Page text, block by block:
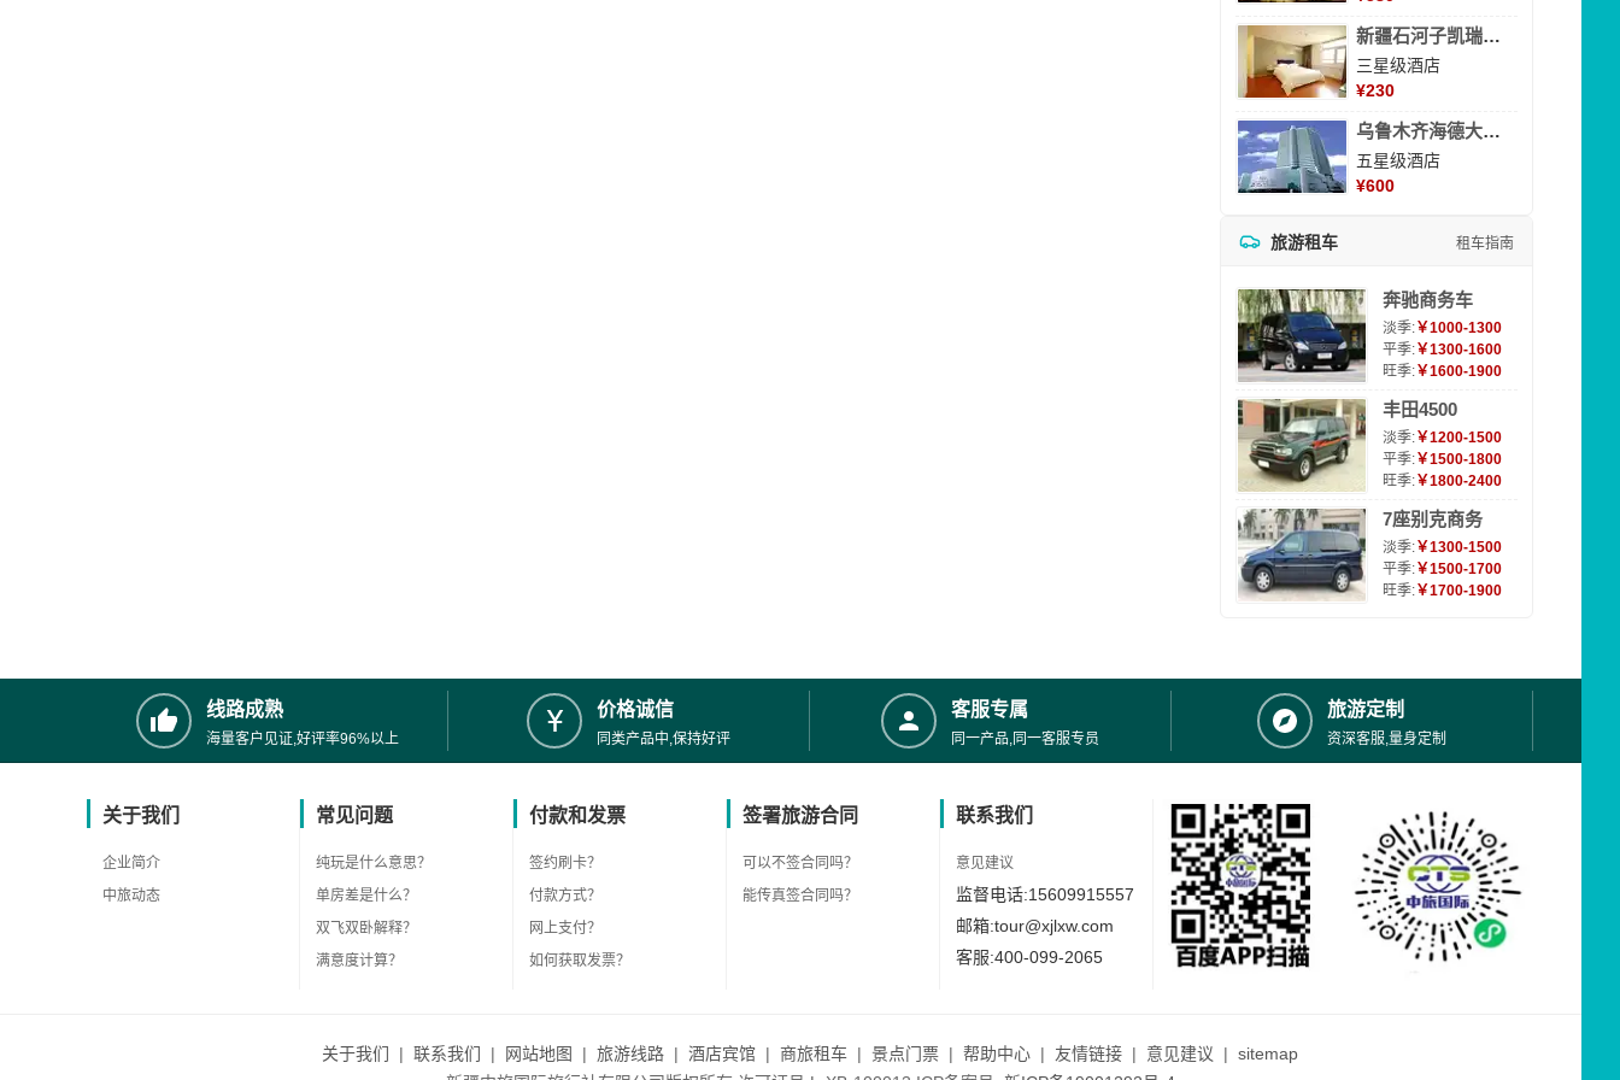
新疆石河子凯瑞酒店
三星级酒店
¥230
乌鲁木齐海德大酒店
五星级酒店
¥600
旅游租车 租车指南
奔驰商务车
淡季:￥1000-1300
平季:￥1300-1600
旺季:￥1600-1900
丰田4500
淡季:￥1200-1500
平季:￥1500-1800
旺季:￥1800-2400
7座别克商务
淡季:￥1300-1500
平季:￥1500-1700
旺季:￥1700-1900
线路成熟
海量客户见证,好评率96%以上
价格诚信
同类产品中,保持好评
客服专属
同一产品,同一客服专员
旅游定制
资深客服,量身定制
关于我们
企业简介
中旅动态
常见问题
纯玩是什么意思？
单房差是什么？
双飞双卧解释？
满意度计算？
付款和发票
签约刷卡？
付款方式？
网上支付？
如何获取发票？
签署旅游合同
可以不签合同吗？
能传真签合同吗？
联系我们
意见建议
监督电话:15609915557
邮箱:tour@xjlxw.com
客服:400-099-2065
关于我们 | 联系我们 | 网站地图 | 旅游线路 | 酒店宾馆 | 商旅租车 | 景点门票 | 帮助中心 | 友情链接 | 意见建议 | sitemap